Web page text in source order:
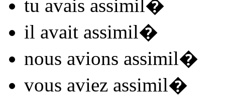
tu avais assimil�
il avait assimil�
nous avions assimil�
vous aviez assimil�